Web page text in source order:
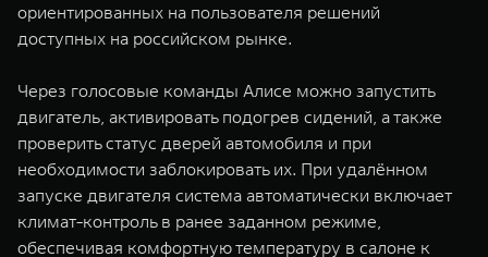
ориентированных на пользователя решений
доступных на российском рынке.
Через голосовые команды Алисе можно запустить
двигатель, активировать подогрев сидений, а также
проверить статус дверей автомобиля и при
необходимости заблокировать их. При удалённом
запуске двигателя система автоматически включает
климат-контроль в ранее заданном режиме,
обеспечивая комфортную температуру в салоне к